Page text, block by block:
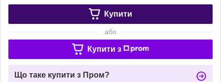
Купити
або
Купити з
Що таке купити з Пром?